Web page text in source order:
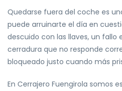
Quedarse fuera del coche es
puede arruinarte el día en
descuido con las llaves, un fallo
cerradura que no responde
bloqueado justo cuando más
En Cerrajero Fuengirola somos